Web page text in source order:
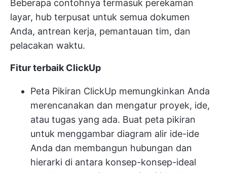
Beberapa contohnya termasuk perekaman
layar, hub terpusat untuk semua dokumen
Anda, antrean kerja, pemantauan tim, dan
pelacakan waktu.
Fitur terbaik ClickUp
Peta Pikiran ClickUp memungkinkan Anda
merencanakan dan mengatur proyek, ide,
atau tugas yang ada. Buat peta pikiran
untuk menggambar diagram alir ide-ide
Anda dan membangun hubungan dan
hierarki di antara konsep-konsep-ideal